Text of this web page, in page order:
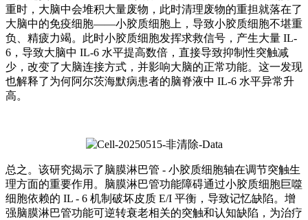
重时，大脑中会堆积大量废物，此时清理废物的重担就落在了
大脑中的免疫细胞——小胶质细胞上，导致小胶质细胞不堪重
负、精疲力竭。此时小胶质细胞发挥求救信号，产生大量 IL-
6，导致大脑中 IL-6 水平提高数倍，直接导致抑制性突触减
少，改变了大脑连接方式，并影响大脑的正常功能。这一发现
也解释了为何阿尔茨海默病患者的脑脊液中 IL-6 水平异常升
高。
总之。该研究揭示了脑膜淋巴管 - 小胶质细胞轴在调节突触生
理方面的重要作用。脑膜淋巴管功能障碍通过小胶质细胞巨噬
细胞依赖的 IL - 6 机制破坏皮质 E/I 平衡，导致记忆缺陷。增
强脑膜淋巴管功能可逆转衰老相关的突触和认知缺陷，为治疗